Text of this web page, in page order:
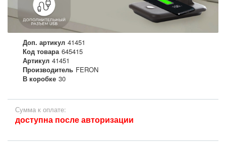
Доп. артикул 41451
Код товара 645415
Артикул 41451
Производитель FERON
В коробке 30
Сумма к оплате:
доступна после авторизации